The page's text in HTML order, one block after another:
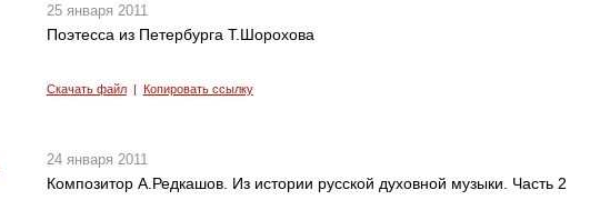
25 января 2011
Поэтесса из Петербурга Т.Шорохова
Скачать файл| Копировать ссылку
24 января 2011
Композитор А.Редкашов. Из истории русской духовной музыки. Часть 2